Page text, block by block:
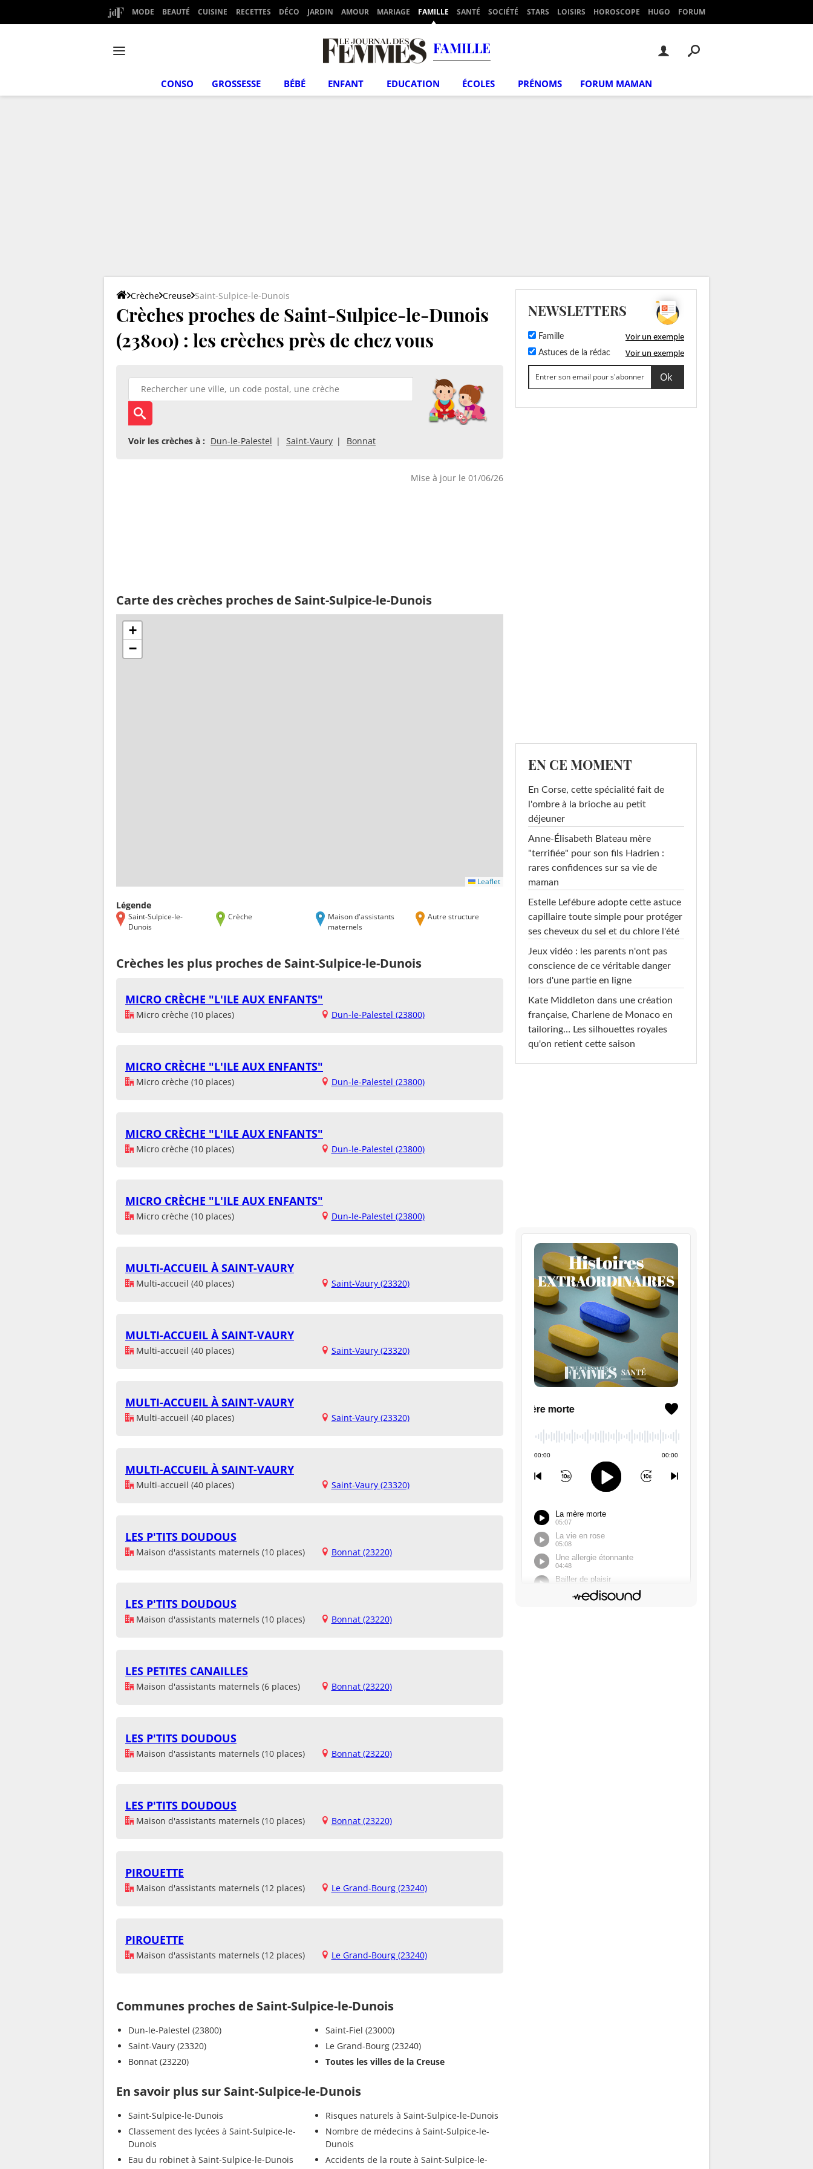
MODE BEAUTÉ CUISINE RECETTES DÉCO JARDIN AMOUR MARIAGE FAMILLE SANTÉ SOCIÉTÉ STARS LOISIRS HOROSCOPE HUGO FORUM
FAMILLE
CONSO GROSSESSE BÉBÉ ENFANT EDUCATION ÉCOLES PRÉNOMS FORUM MAMAN
Crèche Creuse Saint-Sulpice-le-Dunois
Crèches proches de Saint-Sulpice-le-Dunois
(23800) : les crèches près de chez vous
Voir les crèches à : Dun-le-Palestel Saint-Vaury Bonnat
Mise à jour le 01/06/26
Carte des crèches proches de Saint-Sulpice-le-Dunois
+
−
Leaflet
Légende
Saint-Sulpice-le-
Dunois
Crèche
Maison d'assistants
maternels
Autre structure
Crèches les plus proches de Saint-Sulpice-le-Dunois
MICRO CRÈCHE "L'ILE AUX ENFANTS"
Micro crèche (10 places) Dun-le-Palestel (23800)
MICRO CRÈCHE "L'ILE AUX ENFANTS"
Micro crèche (10 places) Dun-le-Palestel (23800)
MICRO CRÈCHE "L'ILE AUX ENFANTS"
Micro crèche (10 places) Dun-le-Palestel (23800)
MICRO CRÈCHE "L'ILE AUX ENFANTS"
Micro crèche (10 places) Dun-le-Palestel (23800)
MULTI-ACCUEIL À SAINT-VAURY
Multi-accueil (40 places) Saint-Vaury (23320)
MULTI-ACCUEIL À SAINT-VAURY
Multi-accueil (40 places) Saint-Vaury (23320)
MULTI-ACCUEIL À SAINT-VAURY
Multi-accueil (40 places) Saint-Vaury (23320)
MULTI-ACCUEIL À SAINT-VAURY
Multi-accueil (40 places) Saint-Vaury (23320)
LES P'TITS DOUDOUS
Maison d'assistants maternels (10 places) Bonnat (23220)
LES P'TITS DOUDOUS
Maison d'assistants maternels (10 places) Bonnat (23220)
LES PETITES CANAILLES
Maison d'assistants maternels (6 places) Bonnat (23220)
LES P'TITS DOUDOUS
Maison d'assistants maternels (10 places) Bonnat (23220)
LES P'TITS DOUDOUS
Maison d'assistants maternels (10 places) Bonnat (23220)
PIROUETTE
Maison d'assistants maternels (12 places) Le Grand-Bourg (23240)
PIROUETTE
Maison d'assistants maternels (12 places) Le Grand-Bourg (23240)
Communes proches de Saint-Sulpice-le-Dunois
Dun-le-Palestel (23800)
Saint-Vaury (23320)
Bonnat (23220)
Saint-Fiel (23000)
Le Grand-Bourg (23240)
Toutes les villes de la Creuse
En savoir plus sur Saint-Sulpice-le-Dunois
Saint-Sulpice-le-Dunois
Classement des lycées à Saint-Sulpice-le-
Dunois
Eau du robinet à Saint-Sulpice-le-Dunois
Risques naturels à Saint-Sulpice-le-Dunois
Nombre de médecins à Saint-Sulpice-le-
Dunois
Accidents de la route à Saint-Sulpice-le-
NEWSLETTERS
Famille Voir un exemple
Astuces de la rédac Voir un exemple
EN CE MOMENT
En Corse, cette spécialité fait de
l'ombre à la brioche au petit
déjeuner
Anne-Élisabeth Blateau mère
"terrifiée" pour son fils Hadrien :
rares confidences sur sa vie de
maman
Estelle Lefébure adopte cette astuce
capillaire toute simple pour protéger
ses cheveux du sel et du chlore l'été
Jeux vidéo : les parents n'ont pas
conscience de ce véritable danger
lors d'une partie en ligne
Kate Middleton dans une création
française, Charlene de Monaco en
tailoring… Les silhouettes royales
qu'on retient cette saison